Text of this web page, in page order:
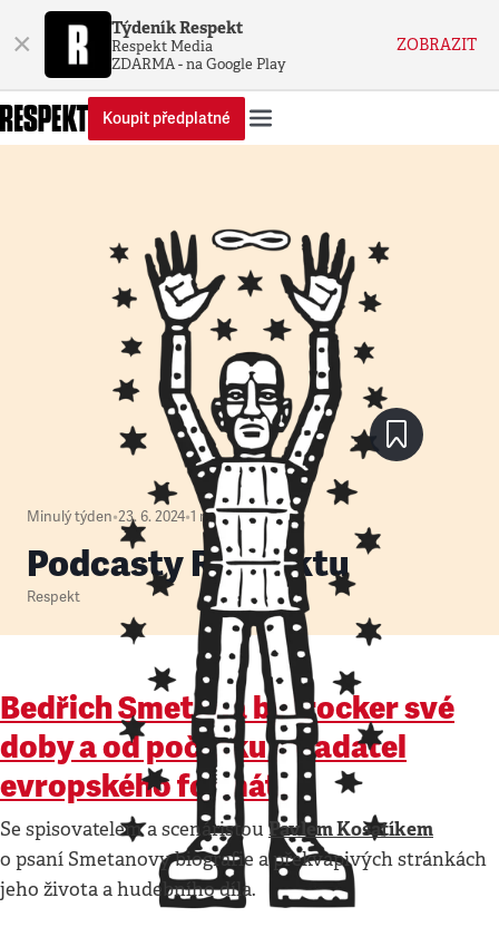
× Týdeník Respekt
Respekt Media
ZDARMA - na Google Play
ZOBRAZIT
Koupit předplatné
Minulý týden•23. 6. 2024•1 minuta
Podcasty Respektu
Respekt
Bedřich Smetana byl rocker své
doby a od počátku skladatel
evropského formátu
Se spisovatelem a scenáristou Pavlem Kosatíkem
o psaní Smetanovy biografie a překvapivých stránkách
jeho života a hudebního díla.